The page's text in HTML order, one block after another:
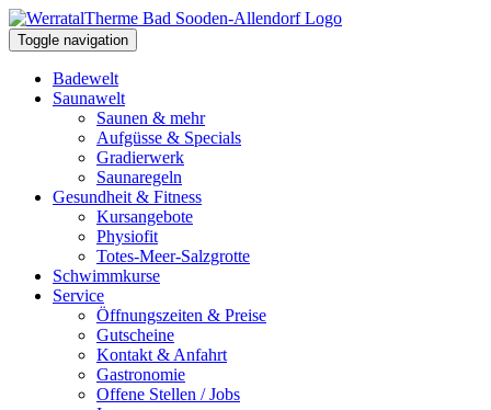
Toggle navigation
Badewelt
Saunawelt
Saunen & mehr
Aufgüsse & Specials
Gradierwerk
Saunaregeln
Gesundheit & Fitness
Kursangebote
Physiofit
Totes-Meer-Salzgrotte
Schwimmkurse
Service
Öffnungszeiten & Preise
Gutscheine
Kontakt & Anfahrt
Gastronomie
Offene Stellen / Jobs